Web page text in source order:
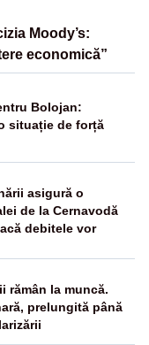
Moody’s:
economică”
Bolojan:
situație de forță
asigură o
de la Cernavodă
debitele vor
rămân la muncă.
prelungită până